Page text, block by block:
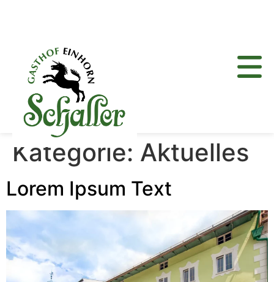
Kategorie: Aktuelles
Lorem Ipsum Text